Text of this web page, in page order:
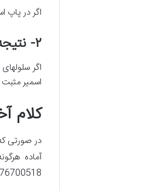
اگر در
۲- نتیجه غیر طبیعی تست
اگر
اسمیر
کلام
در صورتی
آماده